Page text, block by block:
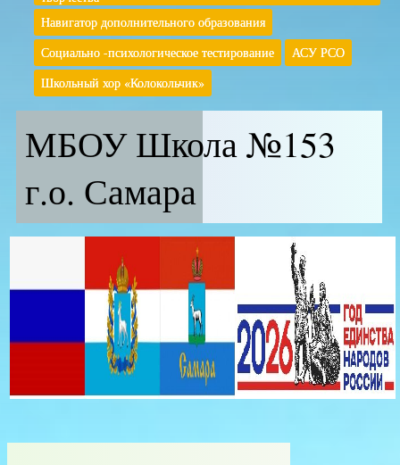
Навигатор дополнительного образования
Социально -психологическое тестирование
АСУ РСО
Школьный хор «Колокольчик»
МБОУ Школа №153
г.о. Самара